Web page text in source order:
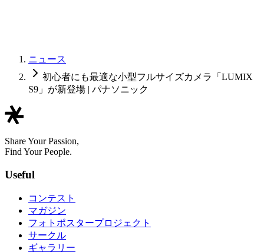
ニュース
初心者にも最適な小型フルサイズカメラ「LUMIX
S9」が新登場 | パナソニック
Share Your Passion,
Find Your People.
Useful
コンテスト
マガジン
フォトポスタープロジェクト
サークル
ギャラリー